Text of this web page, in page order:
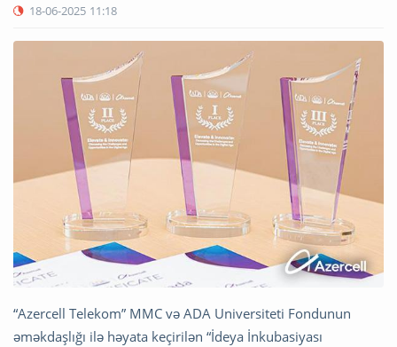
18-06-2025 11:18
“Azercell Telekom” MMC və ADA Universiteti Fondunun
əməkdaşlığı ilə həyata keçirilən “İdeya İnkubasiyası